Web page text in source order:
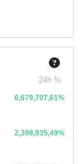
24h %
6,679,707,61%
2,398,935,49%